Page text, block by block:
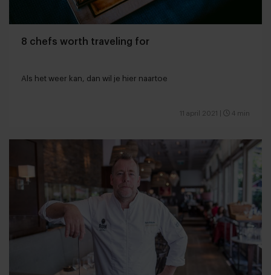
8 chefs worth traveling for
Als het weer kan, dan wil je hier naartoe
11 april 2021 4 min